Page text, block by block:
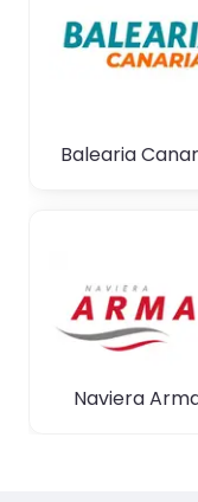
Balearia
Naviera